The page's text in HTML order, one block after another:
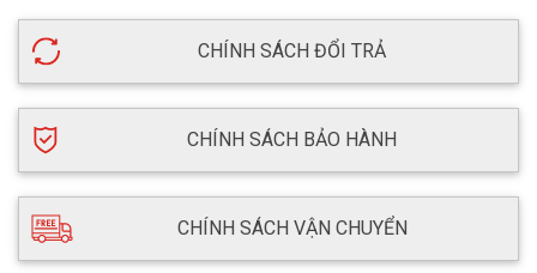
CHÍNH SÁCH ĐỔI TRẢ
CHÍNH SÁCH BẢO HÀNH
CHÍNH SÁCH VẬN CHUYỂN